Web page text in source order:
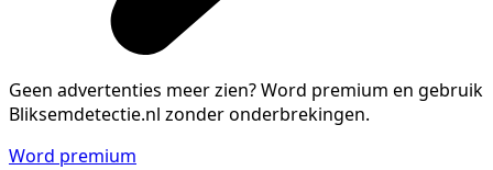
Geen advertenties meer zien?Word premium en gebruik
Bliksemdetectie.nl zonder onderbrekingen.
Word premium